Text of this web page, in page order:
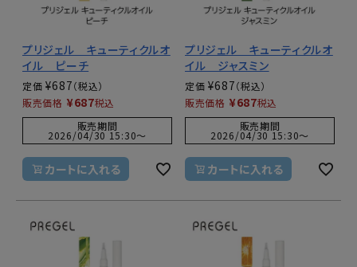
プリジェル キューティクルオ
イル ピーチ
定価 ¥687
販売価格 ¥687税込
販売期間
2026/04/30 15:30〜
カートに入れる
プリジェル キューティクルオ
イル ジャスミン
定価 ¥687
販売価格 ¥687税込
販売期間
2026/04/30 15:30〜
カートに入れる